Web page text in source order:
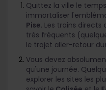
Quittez la ville le
immortaliser
Pise. Les trains
très fréquents
le trajet aller-retour
Vous devez
qu'une journée.
explorer les sites les